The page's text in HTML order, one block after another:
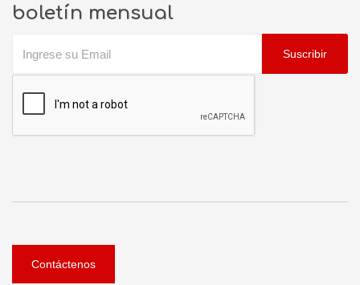
boletín mensual
Suscribir
Contáctenos